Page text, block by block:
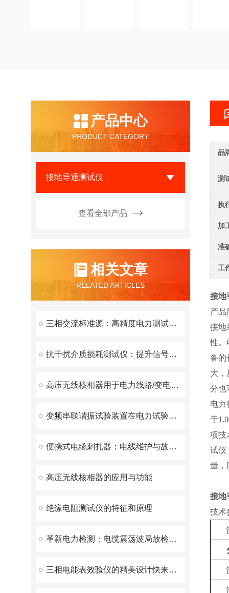
产品中心
PRODUCT CATEGORY
接地导通测试仪
查看全部产品
相关文章
RELATED ARTICLES
三相交流标准源：高精度电力测试的核心利器
抗干扰介质损耗测试仪：提升信号稳定性的必备工具
高压无线核相器用于电力线路/变电所的相位和相序校验
变频串联谐振试验装置在电力试验中有什么优势呢？
便携式电缆刺扎器：电线维护与故障修复的得力助手
高压无线核相器的应用与功能
绝缘电阻测试仪的特征和原理
革新电力检测：电缆震荡波局放检测装置的性能与创新特点
三相电能表效验仪的精美设计快来看看
品
测
执
加
准
工
接地
产品
接地
性。
备的
大，
分也
电力
于
项技
试仪
量，
接地
技术